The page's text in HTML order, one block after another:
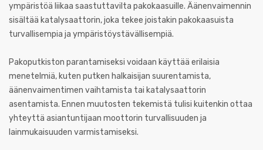
ympäristöä liikaa saastuttavilta pakokaasuille. Äänenvaimennin
sisältää katalysaattorin, joka tekee joistakin pakokaasuista
turvallisempia ja ympäristöystävällisempiä.
Pakoputkiston parantamiseksi voidaan käyttää erilaisia
menetelmiä, kuten putken halkaisijan suurentamista,
äänenvaimentimen vaihtamista tai katalysaattorin
asentamista. Ennen muutosten tekemistä tulisi kuitenkin ottaa
yhteyttä asiantuntijaan moottorin turvallisuuden ja
lainmukaisuuden varmistamiseksi.